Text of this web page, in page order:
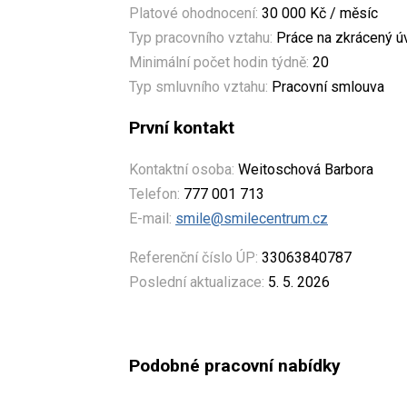
Platové ohodnocení: 30 000 Kč / měsíc
Typ pracovního vztahu: Práce na zkrácený
Minimální počet hodin týdně: 20
Typ smluvního vztahu: Pracovní smlouva
První kontakt
Kontaktní osoba: Weitoschová Barbora
Telefon: 777 001 713
E-mail: smile@smilecentrum.cz
Referenční číslo ÚP: 33063840787
Poslední aktualizace: 5. 5. 2026
Podobné pracovní nabídky